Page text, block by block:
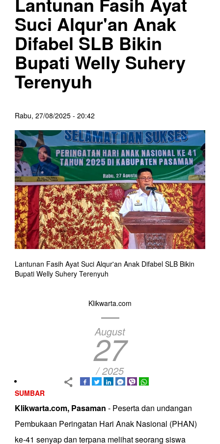
Suci Alqur'an Anak
Difabel SLB Bikin
Bupati Welly Suhery
Terenyuh
Rabu, 27/08/2025 - 20:42
Lantunan Fasih Ayat Suci Alqur'an Anak Difabel SLB Bikin
Bupati Welly Suhery Terenyuh
Klikwarta.com
August
27
/ 2025
SUMBAR
Klikwarta.com, Pasaman - Peserta dan undangan
Pembukaan Peringatan Hari Anak Nasional (PHAN)
ke-41 senyap dan terpana melihat seorang siswa